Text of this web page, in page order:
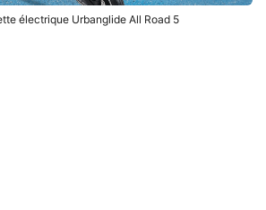
électrique Urbanglide All Road 5